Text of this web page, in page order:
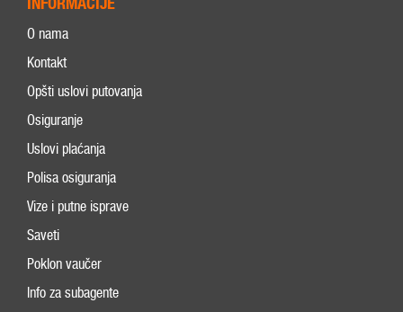
O nama
Kontakt
Opšti uslovi putovanja
Osiguranje
Uslovi plaćanja
Polisa osiguranja
Vize i putne isprave
Saveti
Poklon vaučer
Info za subagente